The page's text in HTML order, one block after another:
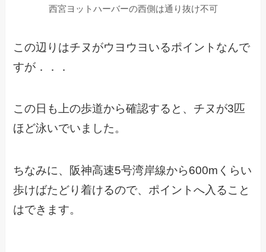
西宮ヨットハーバーの西側は通り抜け不可
この辺りはチヌがウヨウヨいるポイントなんで
すが．．．
この日も上の歩道から確認すると、チヌが3匹
ほど泳いでいました。
ちなみに、阪神高速5号湾岸線から600mくらい
歩けばたどり着けるので、ポイントへ入ること
はできます。